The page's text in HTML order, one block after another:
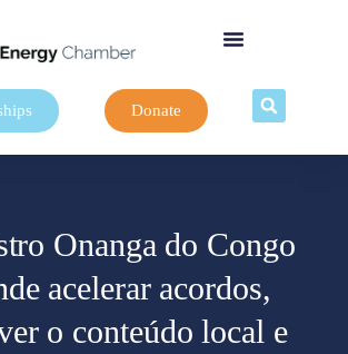
Donate
Onanga do Congo
acelerar acordos,
o conteúdo local e